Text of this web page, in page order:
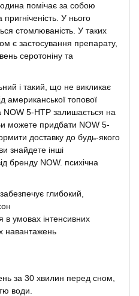
помічає за собою
пригніченість. У нього
стомлюваність. У таких
є застосування препарату,
серотоніну та
і такий, що не викликає
американської топової
5-HTP залишається на
можете придбати NOW 5-
доставку до будь-якого
знайдете інші
бренду NOW. психічна
глибокий,
в умовах інтенсивних
навантажень
за 30 хвилин перед сном,
води.